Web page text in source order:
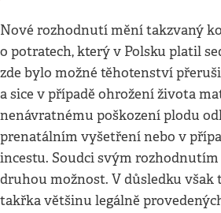
Nové rozhodnutí mění takzvaný
o potratech, který v Polsku platil
zde bylo možné těhotenství
a sice v případě ohrožení života
nenávratnému poškození plodu
prenatálním vyšetření nebo v
incestu. Soudci svým
druhou možnost. V důsledku však
takřka většinu legálně